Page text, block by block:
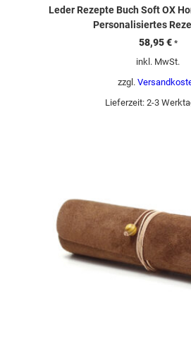
Leder Rezepte Buch Soft OX
Personalisiertes
58,95€ *
inkl. MwSt.
zzgl.
Lieferzeit: 2-3